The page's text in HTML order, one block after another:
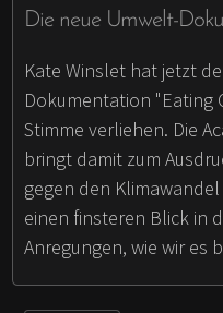
Die neue Umwelt-
Kate Winslet hat jetzt
Dokumentation "Eating
Stimme verliehen. Die
bringt damit zum
gegen den
einen finsteren Blick in
Anregungen, wie wir es